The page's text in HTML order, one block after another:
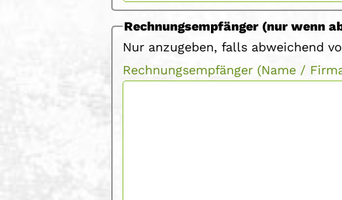
Rechnungsempfänger (nur wenn
Nur anzugeben, falls abweichend
Rechnungsempfänger (Name /